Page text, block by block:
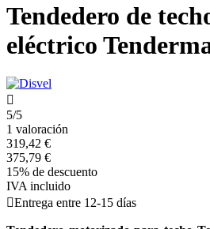
Tendedero de
eléctrico

5/5
1 valoración
319,42 €
375,79 €
15% de descuento
IVA incluido
Entrega entre 12-15 días